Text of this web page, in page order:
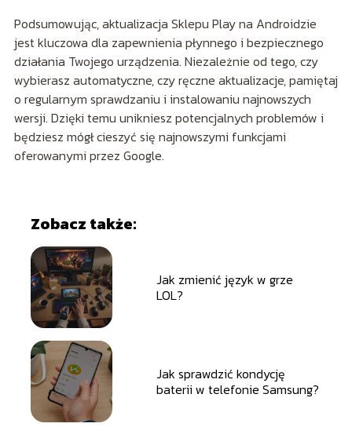
Podsumowując, aktualizacja Sklepu Play na Androidzie
jest kluczowa dla zapewnienia płynnego i bezpiecznego
działania Twojego urządzenia. Niezależnie od tego, czy
wybierasz automatyczne, czy ręczne aktualizacje, pamiętaj
o regularnym sprawdzaniu i instalowaniu najnowszych
wersji. Dzięki temu unikniesz potencjalnych problemów i
będziesz mógł cieszyć się najnowszymi funkcjami
oferowanymi przez Google.
Zobacz także:
Jak zmienić język w grze
LOL?
Jak sprawdzić kondycję
baterii w telefonie Samsung?